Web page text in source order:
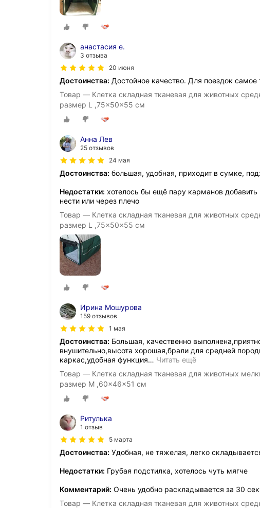
анастасия е.
3 отзыва
20 июня
Достоинства: Достойное качество. Для поездок самое
Товар — Клетка складная тканевая для животных
размер L ,75x50x55 см
Анна Лев
25 отзывов
24 мая
Достоинства: большая, удобная, приходит в сумке,
Недостатки: хотелось бы ещё пару карманов
нести или через плечо
Товар — Клетка складная тканевая для животных
размер L ,75x50x55 см
Ирина Мошурова
159 отзывов
1 мая
Достоинства: Большая, качественно
внушительно,высота хорошая,брали для средней
каркас,удобная функция… Читать ещё
Товар — Клетка складная тканевая для животных
размер M ,60x46x51 см
Ритулька
1 отзыв
5 марта
Достоинства: Удобная, не тяжелая, легко
Недостатки: Грубая подстилка, хотелось чуть мягче
Комментарий: Очень удобно раскладывается за 30
Товар — Клетка складная тканевая для животных